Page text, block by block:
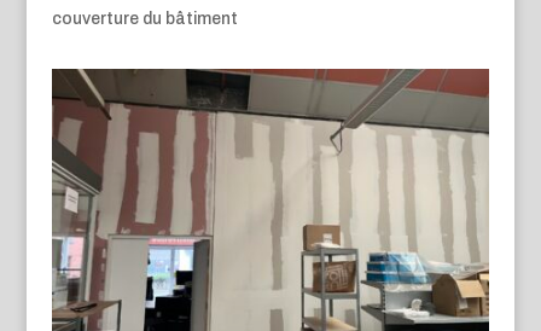
couverture du bâtiment